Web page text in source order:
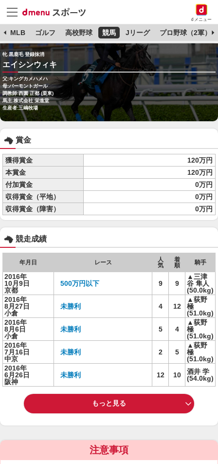
dメニュー
MLB ゴルフ 高校野球 競馬 Jリーグ プロ野球（2軍）
牝 黒鹿毛 登録抹消
エイシンウィキ
父:キングカメハメハ
母:バーモントガール
調教師:西園 正都 (栗東)
馬主:株式会社 栄進堂
生産者:三嶋牧場
賞金
獲得賞金
120万円
本賞金
120万円
付加賞金
0万円
収得賞金（平地）
0万円
収得賞金（障害）
0万円
競走成績
年月日 レース
人
気
着
順
騎手
2016年
10月9日
京都
500万円以下 9 9
▲三津
谷 隼人
(50.0kg)
2016年
8月27日
小倉
未勝利 4 12
▲荻野
極
(51.0kg)
2016年
8月6日
小倉
未勝利 5 4
▲荻野
極
(51.0kg)
2016年
7月16日
中京
未勝利 2 5
▲荻野
極
(51.0kg)
2016年
6月26日
阪神
未勝利 12 10
酒井 学
(54.0kg)
もっと見る
注意事項